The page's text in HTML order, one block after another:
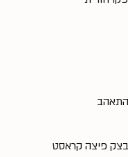
בצק פיצה קראסט